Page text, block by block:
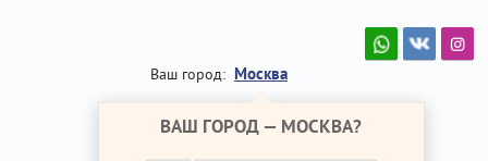
Ваш город: Москва
ВАШ ГОРОД — МОСКВА?